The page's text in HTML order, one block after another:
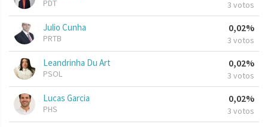
PDT 3 votos
Julio Cunha
PRTB
0,02%
3 votos
Leandrinha Du Art
PSOL
0,02%
3 votos
Lucas Garcia
PHS
0,02%
3 votos